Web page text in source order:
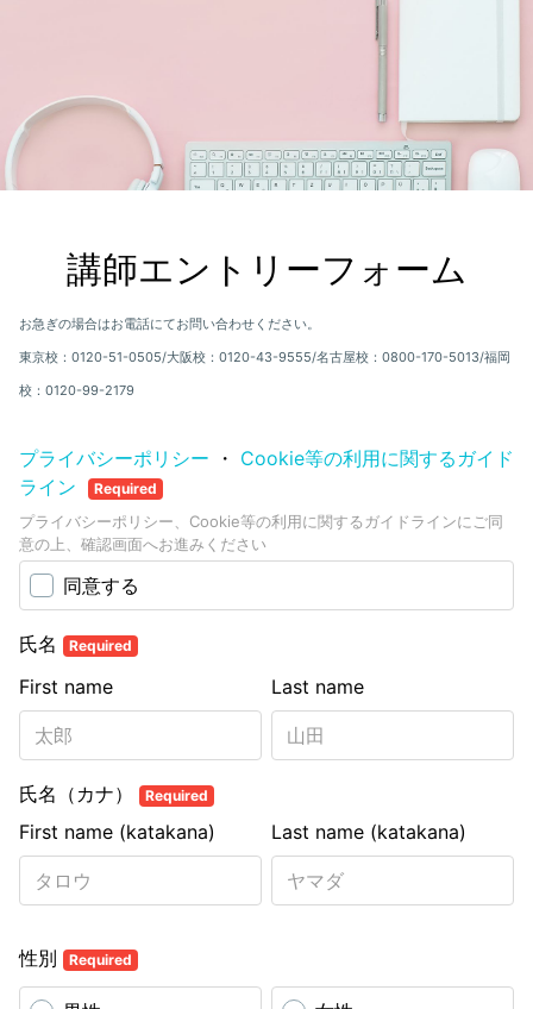
講師エントリーフォーム
お急ぎの場合はお電話にてお問い合わせください。
東京校：0120-51-0505/大阪校：0120-43-9555/名古屋校：0800-170-5013/福岡
校：0120-99-2179
プライバシーポリシー ・ Cookie等の利用に関するガイド
ライン
Required
プライバシーポリシー、Cookie等の利用に関するガイドラインにご同
意の上、確認画面へお進みください
同意する
氏名 Required
Last name
First name
氏名（カナ） Required
Last name (katakana)
First name (katakana)
性別 Required